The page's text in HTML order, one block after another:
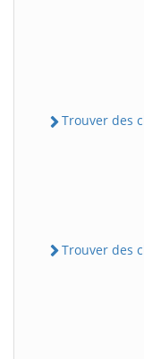
Trouver des
Trouver des